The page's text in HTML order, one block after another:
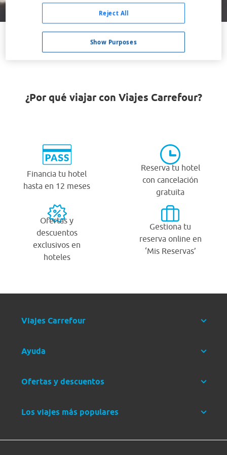
Buscar
VER TODOS LOS HOTELES BARATOS EN HSINTIEN
¿Por qué viajar con Viajes Carrefour?
Financia tu hotel
hasta en 12 meses
Reserva tu hotel
con cancelación
gratuita
Ofertas y
descuentos
exclusivos en
hoteles
Gestiona tu
reserva online en
‘Mis Reservas’
Viajes Carrefour
Ayuda
Ofertas y descuentos
Los viajes más populares
Show Purposes
Reject All